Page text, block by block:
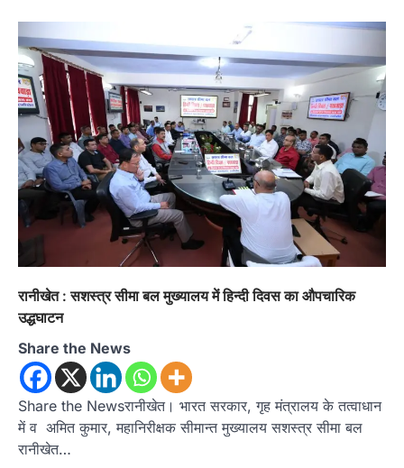
रानीखेत : सशस्त्र सीमा बल मुख्यालय में हिन्दी दिवस का औपचारिक
उद्धघाटन
Share the News
Share the Newsरानीखेत। भारत सरकार, गृह मंत्रालय के तत्वाधान
में व अमित कुमार, महानिरीक्षक सीमान्त मुख्यालय सशस्त्र सीमा बल
रानीखेत…